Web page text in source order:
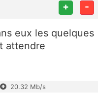
+ -
eux les quelques
attendre
20.32 Mb/s